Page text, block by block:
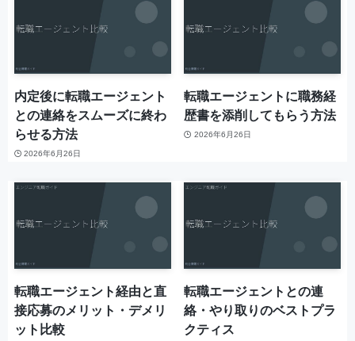
内定後に転職エージェント
との連絡をスムーズに終わ
らせる方法
2026年6月26日
転職エージェントに職務経
歴書を添削してもらう方法
2026年6月26日
転職エージェント経由と直
接応募のメリット・デメリ
ット比較
転職エージェントとの連
絡・やり取りのベストプラ
クティス